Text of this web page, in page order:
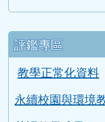
評鑑專區
教學正常化資料
永續校園與環境